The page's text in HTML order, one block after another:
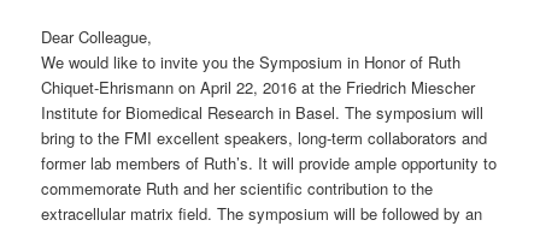
Dear Colleague,
We would like to invite you the Symposium in Honor of Ruth
Chiquet-Ehrismann on April 22, 2016 at the Friedrich Miescher
Institute for Biomedical Research in Basel. The symposium will
bring to the FMI excellent speakers, long-term collaborators and
former lab members of Ruth’s. It will provide ample opportunity to
commemorate Ruth and her scientific contribution to the
extracellular matrix field. The symposium will be followed by an